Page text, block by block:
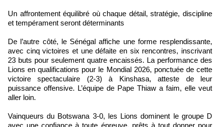
Un affrontement équilibré où chaque détail, stratégie, discipline
et tempérament seront déterminants
De l’autre côté, le Sénégal affiche une forme resplendissante,
avec cinq victoires et une défaite en six rencontres, inscrivant
23 buts pour seulement quatre encaissés. La performance des
Lions en qualifications pour le Mondial 2026, ponctuée de cette
victoire spectaculaire (2-3) à Kinshasa, atteste de leur
puissance offensive. L’équipe de Pape Thiaw a faim, elle veut
aller loin.
Vainqueurs du Botswana 3-0, les Lions dominent le groupe D